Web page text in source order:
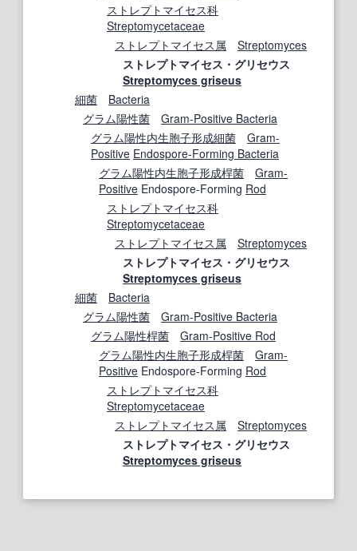
ストレプトマイセス科
Streptomycetaceae
ストレプトマイセス属
Streptomyces
ストレプトマイセス・グリセウス
Streptomyces griseus
細菌
Bacteria
グラム陽性菌
Gram-Positive Bacteria
グラム陽性内生胞子形成細菌
Gram-
Positive Endospore-Forming Bacteria
グラム陽性内生胞子形成桿菌
Gram-
Positive Endospore-Forming Rod
ストレプトマイセス科
Streptomycetaceae
ストレプトマイセス属
Streptomyces
ストレプトマイセス・グリセウス
Streptomyces griseus
細菌
Bacteria
グラム陽性菌
Gram-Positive Bacteria
グラム陽性桿菌
Gram-Positive Rod
グラム陽性内生胞子形成桿菌
Gram-
Positive Endospore-Forming Rod
ストレプトマイセス科
Streptomycetaceae
ストレプトマイセス属
Streptomyces
ストレプトマイセス・グリセウス
Streptomyces griseus